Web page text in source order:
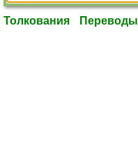
Толкования Переводы